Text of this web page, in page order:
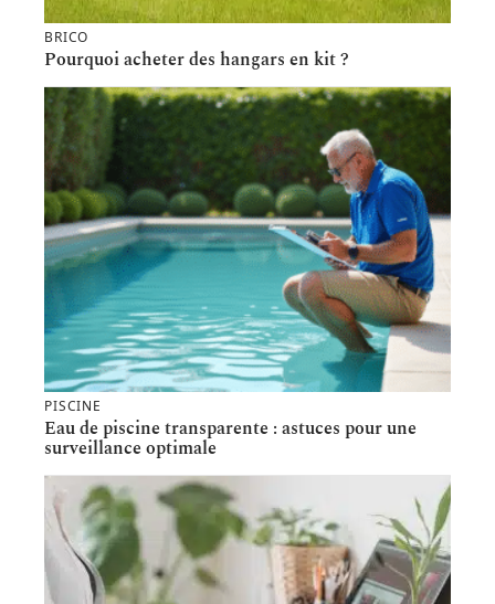
BRICO
Pourquoi acheter des hangars en kit ?
PISCINE
Eau de piscine transparente : astuces pour une
surveillance optimale